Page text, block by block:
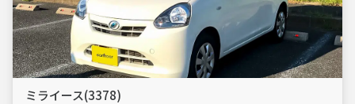
ミライース(3378)